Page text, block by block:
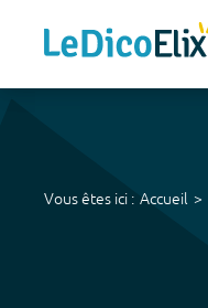
Vous êtes ici : Accueil